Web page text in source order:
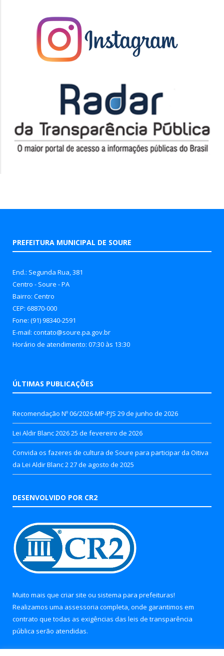
PREFEITURA MUNICIPAL DE SOURE
End.: Segunda Rua, 381
Centro - Soure - PA
Bairro: Centro
CEP: 68870-000
Fone: (91) 98340-2591
E-mail: contato@soure.pa.gov.br
Horário de atendimento: 07:30 às 13:30
ÚLTIMAS PUBLICAÇÕES
Recomendação Nº 06/2026-MP-PJS 29 de junho de 2026
Lei Aldir Blanc 202625 de fevereiro de 2026
Convida os fazeres de cultura de Soure para participar da Oitiva
da Lei Aldir Blanc 227 de agosto de 2025
DESENVOLVIDO POR CR2
Muito mais que criar site ou sistema para prefeituras!
Realizamos uma assessoria completa, onde garantimos em
contrato que todas as exigências das leis de transparência
pública serão atendidas.